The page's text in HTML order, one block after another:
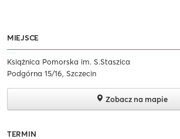
MIEJSCE
Książnica Pomorska im. S.Staszica
Podgórna 15/16, Szczecin
Zobacz na mapie
TERMIN